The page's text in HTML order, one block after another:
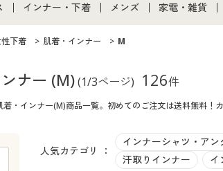
通販すべて
ファッション
インナー・下着
インナー・下着通販すべて
女性下着
メンズ下着
ジュニア・ティーンズ下着
メンズ
メンズ通販すべて
メンズファッション
メンズ下着
家電・雑貨
家電
キッチン・雑
性下着 肌着・インナー M
ナー (M)(1/3ページ) 126件
・インナー(M)商品一覧。初めてのご注文は送料無料！
人気カテゴリ ：
インナーシャツ・アン
汗取りインナー
イ